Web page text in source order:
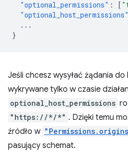
"optional_permissions" : [
"optional_host_permissions"
...
}
Jeśli chcesz wysyłać żądania
wykrywane tylko w czasie
optional_host_permissions
"https://*/*" . Dzięki temu
źródło w
pasujący schemat.